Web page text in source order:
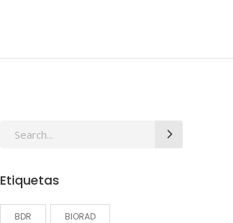
Search
Etiquetas
BDR BIORAD